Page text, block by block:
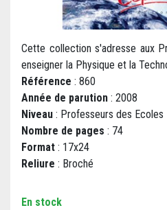
Cette collection s'adresse aux
enseigner la Physique et la
Référence : 860
Année de parution : 2008
Niveau : Professeurs des Ecoles
Nombre de pages : 74
Format : 17x24
Reliure : Broché
En stock